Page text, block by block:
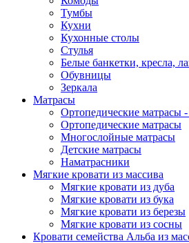
Тумбы
Кухни
Кухонные столы
Стулья
Белые банкетки, кресла,
Обувницы
Зеркала
Матрасы
Ортопедические матрасы
Ортопедические матрасы
Многослойные матрасы
Детские матрасы
Наматрасники
Мягкие кровати из массива
Мягкие кровати из дуба
Мягкие кровати из бука
Мягкие кровати из березы
Мягкие кровати из сосны
Кровати семейства Альба из